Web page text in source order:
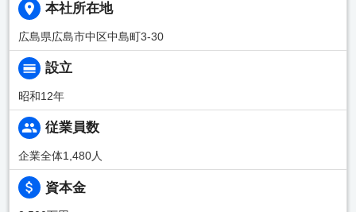
本社所在地
広島県広島市中区中島町3-30
設立
昭和12年
従業員数
企業全体1,480人
資本金